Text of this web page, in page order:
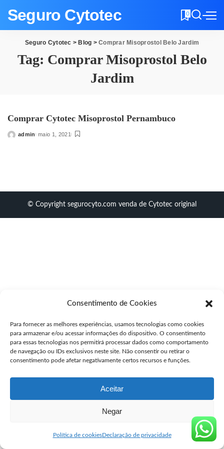
Consentimento de Cookies
Para fornecer as melhores experiências, usamos tecnologias como cookies
para armazenar e/ou acessar informações do dispositivo. O consentimento
para essas tecnologias nos permitirá processar dados como comportamento
de navegação ou IDs exclusivos neste site. Não consentir ou retirar o
consentimento pode afetar negativamente certos recursos e funções.
Aceitar
Negar
Política de cookiesDeclaração de privacidade
Seguro Cytotec 0
Seguro Cytotec > Blog >Comprar Misoprostol Belo Jardim
Tag: Comprar Misoprostol Belo
Jardim
Comprar Cytotec Misoprostol Pernambuco
Posted
admin maio 1, 2021
© Copyright segurocyto.com venda de Cytotec original